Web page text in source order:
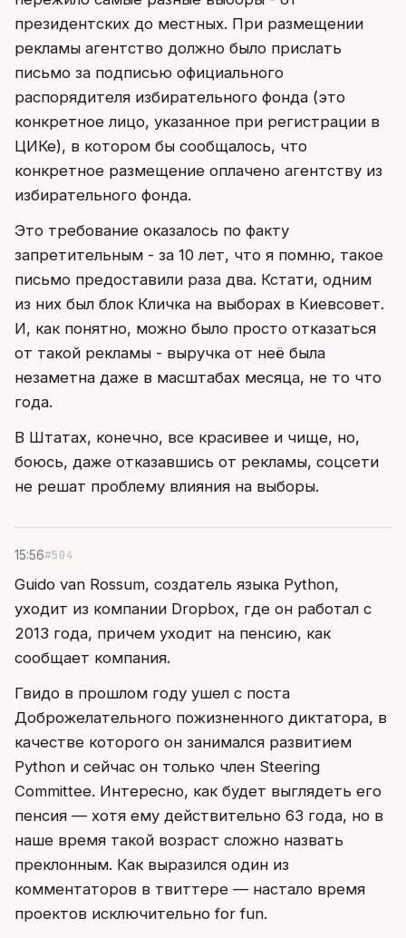
президентских до местных. При размещении
рекламы агентство должно было прислать
письмо за подписью официального
распорядителя избирательного фонда (это
конкретное лицо, указанное при регистрации в
ЦИКе), в котором бы сообщалось, что
конкретное размещение оплачено агентству из
избирательного фонда.
Это требование оказалось по факту
запретительным - за 10 лет, что я помню, такое
письмо предоставили раза два. Кстати, одним
из них был блок Кличка на выборах в Киевсовет.
И, как понятно, можно было просто отказаться
от такой рекламы - выручка от неё была
незаметна даже в масштабах месяца, не то что
года.
В Штатах, конечно, все красивее и чище, но,
боюсь, даже отказавшись от рекламы, соцсети
не решат проблему влияния на выборы.
15:56#504
Guido van Rossum, создатель языка Python,
уходит из компании Dropbox, где он работал с
2013 года, причем уходит на пенсию, как
сообщает компания.
Гвидо в прошлом году ушел с поста
Доброжелательного пожизненного диктатора, в
качестве которого он занимался развитием
Python и сейчас он только член Steering
Committee. Интересно, как будет выглядеть его
пенсия — хотя ему действительно 63 года, но в
наше время такой возраст сложно назвать
преклонным. Как выразился один из
комментаторов в твиттере — настало время
проектов исключительно for fun.